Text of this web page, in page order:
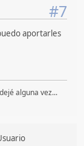
#7
aportarles
alguna vez...